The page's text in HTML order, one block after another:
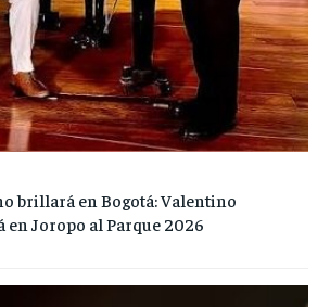
brillará en Bogotá: Valentino
en Joropo al Parque 2026